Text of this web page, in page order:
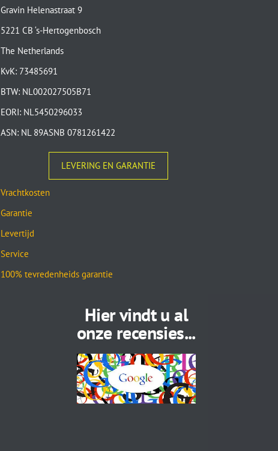
Gravin Helenastraat 9
5221 CB ‘s-Hertogenbosch
The Netherlands
KvK: 73485691
BTW: NL002027505B71
EORI: NL5450296033
ASN: NL 89ASNB 0781261422
LEVERING EN GARANTIE
Vrachtkosten
Garantie
Levertijd
Service
100% tevredenheids garantie
Hier vindt u al
onze recensies...